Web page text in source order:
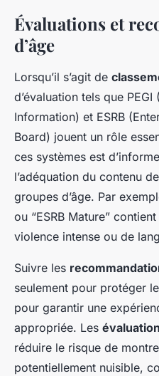
Évaluations et
d’âge
Lorsqu’il s’agit de
d’évaluation tels que
Information) et ESRB
Board) jouent un rôle
ces systèmes est
l’adéquation du contenu
groupes d’âge. Par
ou “ESRB Mature”
violence intense ou de
Suivre les
seulement pour protéger
pour garantir une
appropriée. Les
réduire le risque de
potentiellement nuisible,